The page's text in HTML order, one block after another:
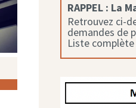
RAPPEL : La
Retrouvez ci-
demandes de
Liste